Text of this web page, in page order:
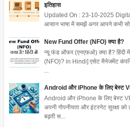
इतिहास
Updated On : 23-10-2025
आसान भाषा में समझें अगर आपने कभी
New Fund Offer (NFO) क्या है?
न्यू फंड ऑफर (एनएफओ) क्या है? हिंदी
(NFO)? in Hindi] एसेट मैनेजमेंट
Android और iPhone के लिए बेस्ट
Android और iPhone के लिए बेस्ट
अपनी गोपनीयता और इंटरनेट सुरक्षा
बढ़ती स...